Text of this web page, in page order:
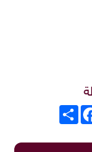
انشر